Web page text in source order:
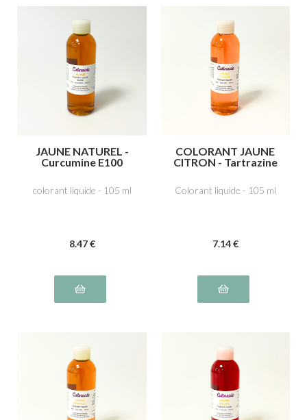
JAUNE NATUREL -
Curcumine E100
colorant liquide - 105 ml
8.47 €
COLORANT JAUNE
CITRON - Tartrazine
Colorant liquide - 105 ml
7.14 €